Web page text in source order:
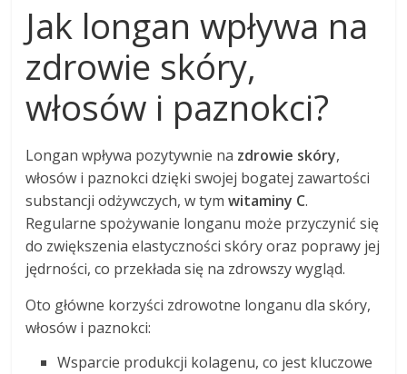
Jak longan wpływa na
zdrowie skóry,
włosów i paznokci?
Longan wpływa pozytywnie na zdrowie skóry,
włosów i paznokci dzięki swojej bogatej zawartości
substancji odżywczych, w tymwitaminy C.
Regularne spożywanie longanu może przyczynić się
do zwiększenia elastyczności skóry oraz poprawy jej
jędrności, co przekłada się na zdrowszy wygląd.
Oto główne korzyści zdrowotne longanu dla skóry,
włosów i paznokci:
Wsparcie produkcji kolagenu, co jest kluczowe